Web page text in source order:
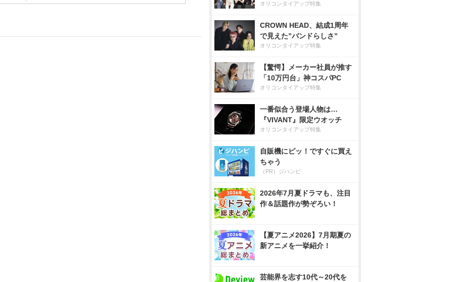
オリコンタイアップ特集
CROWN HEAD、結成1周年
で見えた”バンドらしさ”
オリコンタイアップ特集
【驚愕】メーカー社員が推す
「10万円台」神コスパPC
オリコンタイアップ特集
一番似合う登場人物は…
『VIVANT』限定ウオッチ
オリコンタイアップ特集
自販機にピッ！ですぐに買え
ちゃう
（PR）ジハンピ
2026年7月夏ドラマも、注目
作＆話題作が勢ぞろい！
【夏アニメ2026】7月期夏の
新アニメを一挙紹介！
芸能界を志す10代～20代を